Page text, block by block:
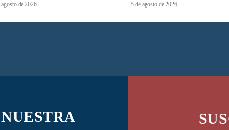
agosto de 2026 5 de agosto de 2026